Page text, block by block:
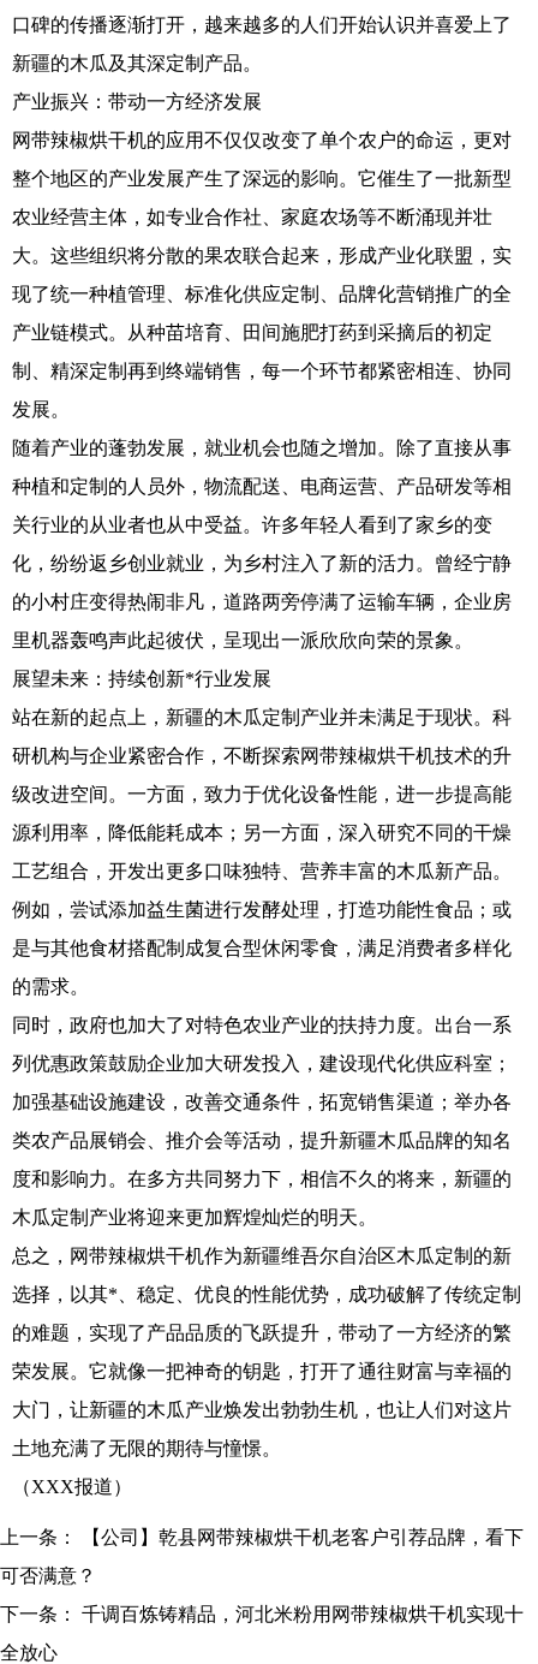
口碑的传播逐渐打开，越来越多的人们开始认识并喜爱上了
新疆的木瓜及其深定制产品。
产业振兴：带动一方经济发展
网带辣椒烘干机的应用不仅仅改变了单个农户的命运，更对
整个地区的产业发展产生了深远的影响。它催生了一批新型
农业经营主体，如专业合作社、家庭农场等不断涌现并壮
大。这些组织将分散的果农联合起来，形成产业化联盟，实
现了统一种植管理、标准化供应定制、品牌化营销推广的全
产业链模式。从种苗培育、田间施肥打药到采摘后的初定
制、精深定制再到终端销售，每一个环节都紧密相连、协同
发展。
随着产业的蓬勃发展，就业机会也随之增加。除了直接从事
种植和定制的人员外，物流配送、电商运营、产品研发等相
关行业的从业者也从中受益。许多年轻人看到了家乡的变
化，纷纷返乡创业就业，为乡村注入了新的活力。曾经宁静
的小村庄变得热闹非凡，道路两旁停满了运输车辆，企业房
里机器轰鸣声此起彼伏，呈现出一派欣欣向荣的景象。
展望未来：持续创新*行业发展
站在新的起点上，新疆的木瓜定制产业并未满足于现状。科
研机构与企业紧密合作，不断探索网带辣椒烘干机技术的升
级改进空间。一方面，致力于优化设备性能，进一步提高能
源利用率，降低能耗成本；另一方面，深入研究不同的干燥
工艺组合，开发出更多口味独特、营养丰富的木瓜新产品。
例如，尝试添加益生菌进行发酵处理，打造功能性食品；或
是与其他食材搭配制成复合型休闲零食，满足消费者多样化
的需求。
同时，政府也加大了对特色农业产业的扶持力度。出台一系
列优惠政策鼓励企业加大研发投入，建设现代化供应科室；
加强基础设施建设，改善交通条件，拓宽销售渠道；举办各
类农产品展销会、推介会等活动，提升新疆木瓜品牌的知名
度和影响力。在多方共同努力下，相信不久的将来，新疆的
木瓜定制产业将迎来更加辉煌灿烂的明天。
总之，网带辣椒烘干机作为新疆维吾尔自治区木瓜定制的新
选择，以其*、稳定、优良的性能优势，成功破解了传统定制
的难题，实现了产品品质的飞跃提升，带动了一方经济的繁
荣发展。它就像一把神奇的钥匙，打开了通往财富与幸福的
大门，让新疆的木瓜产业焕发出勃勃生机，也让人们对这片
土地充满了无限的期待与憧憬。
（XXX报道）
上一条：
【公司】乾县网带辣椒烘干机老客户引荐品牌，看下
可否满意？
下一条： 千调百炼铸精品，河北米粉用网带辣椒烘干机实现十
全放心